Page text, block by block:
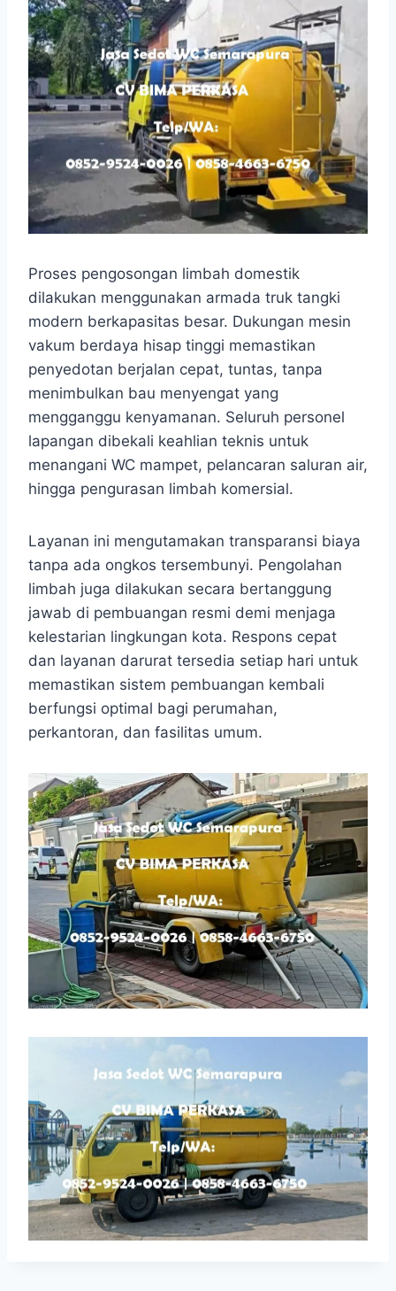
Proses pengosongan limbah domestik
dilakukan menggunakan armada truk tangki
modern berkapasitas besar. Dukungan mesin
vakum berdaya hisap tinggi memastikan
penyedotan berjalan cepat, tuntas, tanpa
menimbulkan bau menyengat yang
mengganggu kenyamanan. Seluruh personel
lapangan dibekali keahlian teknis untuk
menangani WC mampet, pelancaran saluran air,
hingga pengurasan limbah komersial.
Layanan ini mengutamakan transparansi biaya
tanpa ada ongkos tersembunyi. Pengolahan
limbah juga dilakukan secara bertanggung
jawab di pembuangan resmi demi menjaga
kelestarian lingkungan kota. Respons cepat
dan layanan darurat tersedia setiap hari untuk
memastikan sistem pembuangan kembali
berfungsi optimal bagi perumahan,
perkantoran, dan fasilitas umum.